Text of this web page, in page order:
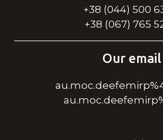
+38 (044) 500
+38 (067) 765
Our email